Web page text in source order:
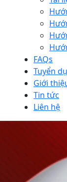
FAQs
Tuyển
Giới
Tin tức
Liên hệ